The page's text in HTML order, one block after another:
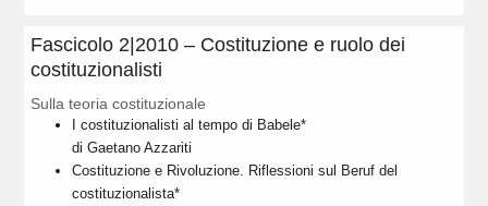
Fascicolo 2|2010 – Costituzione e ruolo dei
costituzionalisti
Sulla teoria costituzionale
I costituzionalisti al tempo di Babele*
di Gaetano Azzariti
Costituzione e Rivoluzione. Riflessioni sul Beruf del
costituzionalista*